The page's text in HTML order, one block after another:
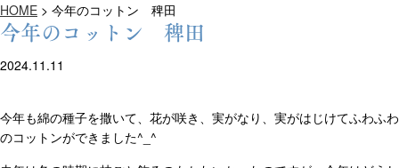
HOME > 今年のコットン 稗田
今年のコットン 稗田
2024.11.11
今年も綿の種子を撒いて、花が咲き、実がなり、実がはじけてふわふわ
のコットンができました^_^